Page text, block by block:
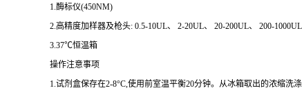
1.酶标仪(450NM)
2.高精度加样器及枪头: 0.5-10UL、 2-20UL、 20-200UL、 200-1000UL
3.37℃恒温箱
操作注意事项
1.试剂盒保存在2-8°C,使用前室温平衡20分钟。从冰箱取出的浓缩洗